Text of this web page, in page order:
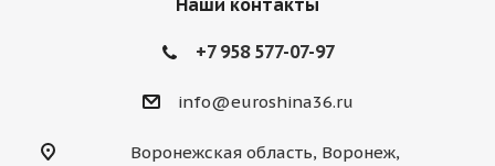
Наши контакты
+7 958 577-07-97
info@euroshina36.ru
Воронежская область, Воронеж,